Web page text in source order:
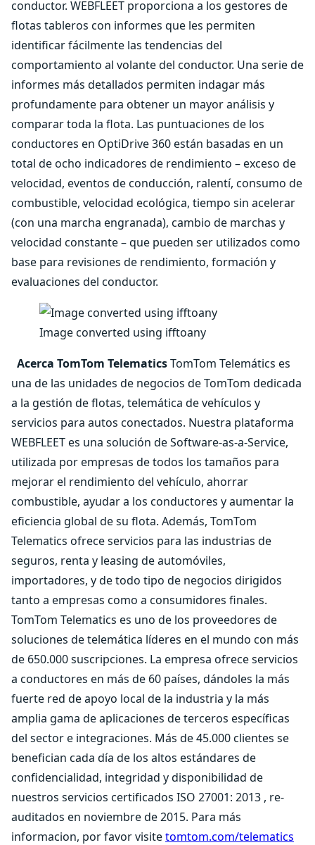
conductor. WEBFLEET proporciona a los gestores de
flotas tableros con informes que les permiten
identificar fácilmente las tendencias del
comportamiento al volante del conductor. Una serie de
informes más detallados permiten indagar más
profundamente para obtener un mayor análisis y
comparar toda la flota. Las puntuaciones de los
conductores en OptiDrive 360 están basadas en un
total de ocho indicadores de rendimiento – exceso de
velocidad, eventos de conducción, ralentí, consumo de
combustible, velocidad ecológica, tiempo sin acelerar
(con una marcha engranada), cambio de marchas y
velocidad constante – que pueden ser utilizados como
base para revisiones de rendimiento, formación y
evaluaciones del conductor.
Image converted using ifftoany
Acerca TomTom TelematicsTomTom Telemátics es
una de las unidades de negocios de TomTom dedicada
a la gestión de flotas, telemática de vehículos y
servicios para autos conectados. Nuestra plataforma
WEBFLEET es una solución de Software-as-a-Service,
utilizada por empresas de todos los tamaños para
mejorar el rendimiento del vehículo, ahorrar
combustible, ayudar a los conductores y aumentar la
eficiencia global de su flota. Además, TomTom
Telematics ofrece servicios para las industrias de
seguros, renta y leasing de automóviles,
importadores, y de todo tipo de negocios dirigidos
tanto a empresas como a consumidores finales.
TomTom Telematics es uno de los proveedores de
soluciones de telemática líderes en el mundo con más
de 650.000 suscripciones. La empresa ofrece servicios
a conductores en más de 60 países, dándoles la más
fuerte red de apoyo local de la industria y la más
amplia gama de aplicaciones de terceros específicas
del sector e integraciones. Más de 45.000 clientes se
benefician cada día de los altos estándares de
confidencialidad, integridad y disponibilidad de
nuestros servicios certificados ISO 27001: 2013 , re-
auditados en noviembre de 2015. Para más
informacion, por favor visitetomtom.com/telematics